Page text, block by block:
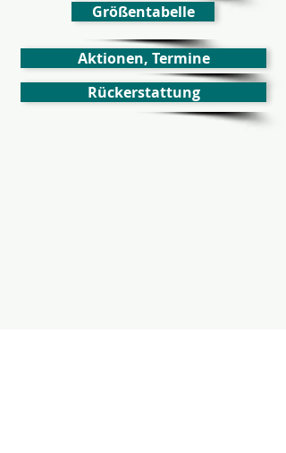
Größentabelle
Aktionen, Termine
Rückerstattung